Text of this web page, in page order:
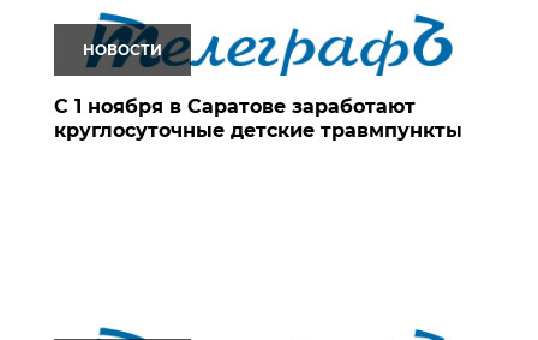
НОВОСТИ
С 1 ноября в Саратове заработают
круглосуточные детские травмпункты